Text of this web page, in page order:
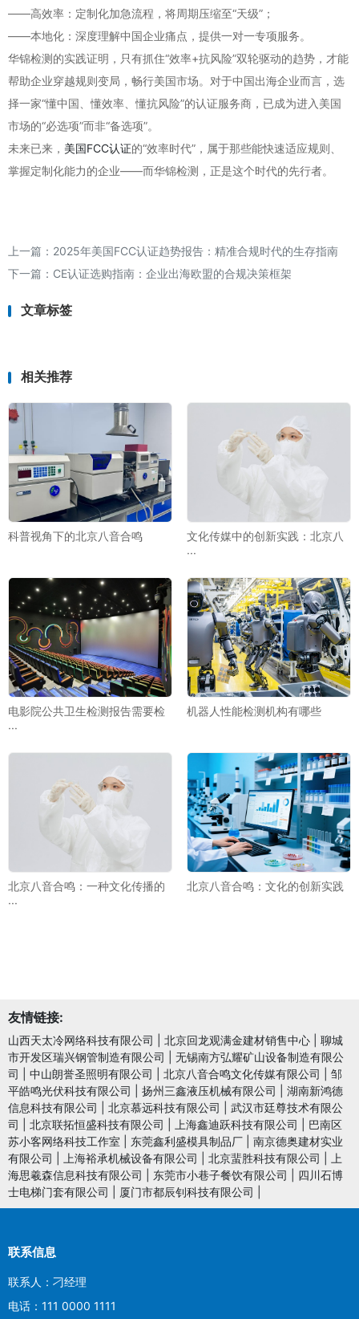
——高效率：定制化加急流程，将周期压缩至“天级”；
——本地化：深度理解中国企业痛点，提供一对一专项服务。
华锦检测的实践证明，只有抓住“效率+抗风险”双轮驱动的趋势，才能
帮助企业穿越规则变局，畅行美国市场。对于中国出海企业而言，选
择一家“懂中国、懂效率、懂抗风险”的认证服务商，已成为进入美国
市场的“必选项”而非“备选项”。
未来已来， 美国FCC认证的“效率时代”，属于那些能快速适应规则、
掌握定制化能力的企业——而华锦检测，正是这个时代的先行者。
上一篇： 2025年美国FCC认证趋势报告：精准合规时代的生存指南
下一篇： CE认证选购指南：企业出海欧盟的合规决策框架
文章标签
相关推荐
科普视角下的北京八音合鸣
文化传媒中的创新实践：北京八
···
电影院公共卫生检测报告需要检
···
机器人性能检测机构有哪些
北京八音合鸣：一种文化传播的
···
北京八音合鸣：文化的创新实践
友情链接:
山西天太冷网络科技有限公司 北京回龙观满金建材销售中心
聊城
市开发区瑞兴钢管制造有限公司
无锡南方弘耀矿山设备制造有限公
司
中山朗誉圣照明有限公司 北京八音合鸣文化传媒有限公司
邹
平皓鸣光伏科技有限公司
扬州三鑫液压机械有限公司
湖南新鸿德
信息科技有限公司
北京慕远科技有限公司
武汉市廷尊技术有限公
司
北京联拓恒盛科技有限公司 上海鑫迪跃科技有限公司
巴南区
苏小客网络科技工作室
东莞鑫利盛模具制品厂
南京德奥建材实业
有限公司
上海裕承机械设备有限公司 北京蜚胜科技有限公司
上
海思羲森信息科技有限公司
东莞市小巷子餐饮有限公司
四川石博
士电梯门套有限公司
厦门市都辰钊科技有限公司
联系信息
联系人：刁经理
电话：111 0000 1111